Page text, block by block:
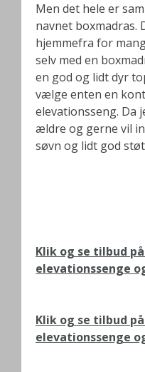
Men det hele er
navnet boxmadras.
hjemmefra for
selv med en
en god og lidt dyr
vælge enten en
elevationsseng. Da
ældre og gerne vil
søvn og lidt god
Klik og se tilbud
elevationssenge
Klik og se tilbud
elevationssenge